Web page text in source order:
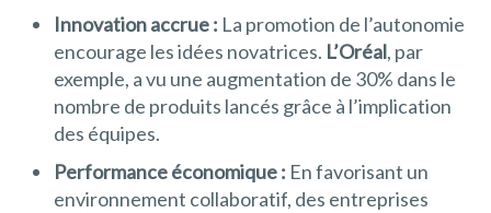
Innovation accrue : La promotion de l’autonomie
encourage les idées novatrices. L’Oréal, par
exemple, a vu une augmentation de 30% dans le
nombre de produits lancés grâce à l’implication
des équipes.
Performance économique : En favorisant un
environnement collaboratif, des entreprises